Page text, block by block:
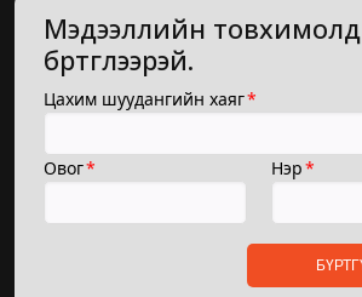
Мэдээллийн товхимолд
бүртгүүлээрэй.